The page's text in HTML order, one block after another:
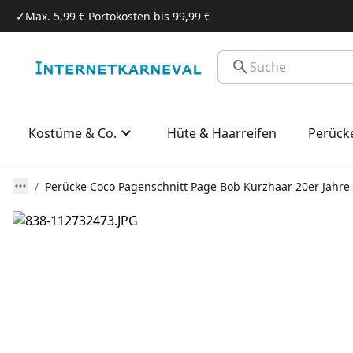
✓Max. 5,99 € Portokosten bis 99,99 €
Kostüme & Co. Hüte & Haarreifen
Perücke Coco Pagenschnitt Page Bob Kurzhaar 20er